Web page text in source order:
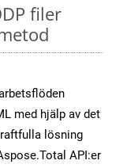
filer
med hjälp av det
lösning
API:er